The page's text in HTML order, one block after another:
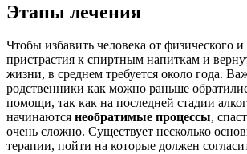
Этапы лечения
Чтобы избавить человека от физического
пристрастия к спиртным напиткам и
жизни, в среднем требуется около года.
родственники как можно раньше
помощи, так как на последней стадии
начинаются необратимые процессы,
очень сложно. Существует несколько
терапии, пойти на которые должен